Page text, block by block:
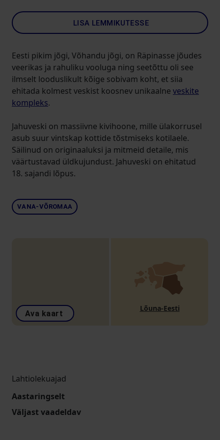
LISA LEMMIKUTESSE
Eesti pikim jõgi, Võhandu jõgi, on Räpinasse jõudes
veerikas ja rahuliku vooluga ning seetõttu oli see
ilmselt looduslikult kõige sobivam koht, et siia
ehitada kolmest veskist koosnev unikaalne veskite
kompleks.
Jahuveski on massiivne kivihoone, mille ülakorrusel
asub suur vintskap kottide tõstmiseks kotilaele.
Säilinud on originaaluksi ja mitmeid detaile, mis
väärtustavad üldkujundust. Jahuveski on ehitatud
18. sajandi lõpus.
VANA-VÕROMAA
Ava kaart
Lõuna-Eesti
Lahtiolekuajad
Aastaringselt
Väljast vaadeldav